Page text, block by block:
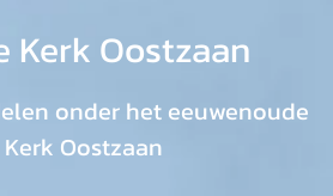
Kerk Oostzaan
onder het eeuwenoude
Oostzaan